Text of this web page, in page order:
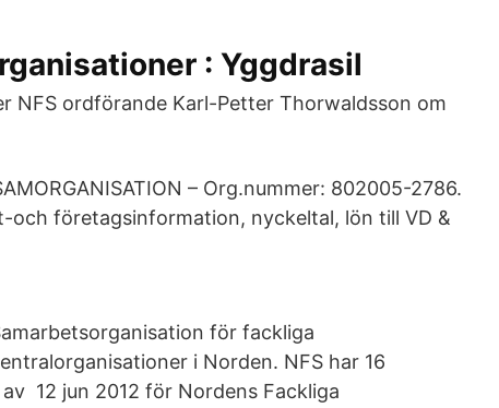
: Yggdrasil
NFS ordförande Karl-Petter Thorwaldsson om
– Org.nummer: 802005-2786.
och företagsinformation, nyckeltal, lön till VD &
för fackliga
i Norden. NFS har 16
12 jun 2012 för Nordens Fackliga